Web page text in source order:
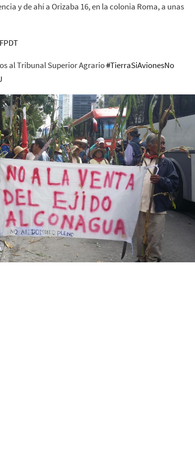
y de ahí a Orizaba 16, en la colonia Roma, a unas
al Tribunal Superior Agrario#TierraSiAvionesNo